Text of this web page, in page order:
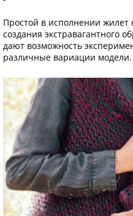
Простой в исполнении жилет
создания экстравагантного
дают возможность
различные вариации